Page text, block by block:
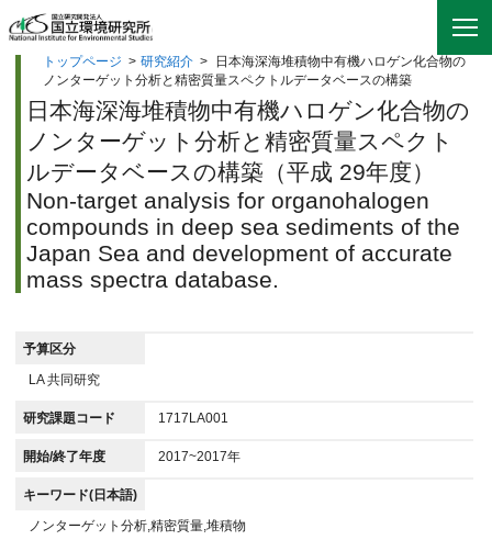
トップページ > 研究紹介 >
日本海深海堆積物中有機ハロゲン化合物の
ノンターゲット分析と精密質量スペクトルデータベースの構築
日本海深海堆積物中有機ハロゲン化合物の
ノンターゲット分析と精密質量スペクト
ルデータベースの構築（平成 29年度）
Non-target analysis for organohalogen
compounds in deep sea sediments of the
Japan Sea and development of accurate
mass spectra database.
予算区分
LA 共同研究
研究課題コード 1717LA001
開始/終了年度 2017~2017年
キーワード(日本語)
ノンターゲット分析,精密質量,堆積物